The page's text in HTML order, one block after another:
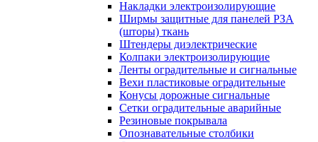
Накладки электроизолирующие
Ширмы защитные для панелей РЗА
(шторы) ткань
Штендеры диэлектрические
Колпаки электроизолирующие
Ленты оградительные и сигнальные
Вехи пластиковые оградительные
Конусы дорожные сигнальные
Сетки оградительные аварийные
Резиновые покрывала
Опознавательные столбики